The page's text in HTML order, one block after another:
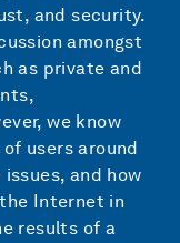
and security.
amongst
as private and
we know
users around
and how
Internet in
results of a